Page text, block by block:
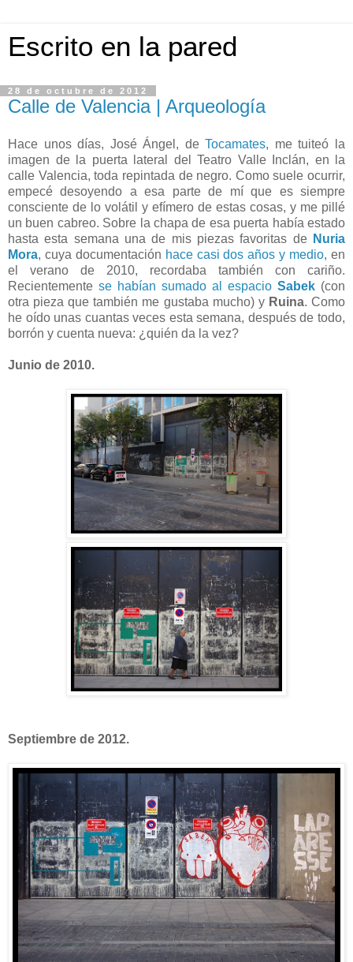
Escrito en la pared
28 de octubre de 2012
Calle de Valencia | Arqueología
Hace unos días, José Ángel, deTocamates, me tuiteó la
imagen de la puerta lateral del Teatro Valle Inclán, en la
calle Valencia, toda repintada de negro. Como suele ocurrir,
empecé desoyendo a esa parte de mí que es siempre
consciente de lo volátil y efímero de estas cosas, y me pillé
un buen cabreo. Sobre la chapa de esa puerta había estado
hasta esta semana una de mis piezas favoritas de Nuria
Mora, cuya documentación hace casi dos años y medio, en
el verano de 2010, recordaba también con cariño.
Recientemente se habían sumado al espacio Sabek (con
otra pieza que también me gustaba mucho) y Ruina. Como
he oído unas cuantas veces esta semana, después de todo,
borrón y cuenta nueva: ¿quién da la vez?
Junio de 2010.
Septiembre de 2012.